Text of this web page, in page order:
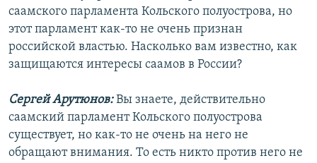
саамского парламента Кольского полуострова, но
этот парламент как-то не очень признан
российской властью. Насколько вам известно, как
защищаются интересы саамов в России?
Сергей Арутюнов:Вы знаете, действительно
саамский парламент Кольского полуострова
существует, но как-то не очень на него не
обращают внимания. То есть никто против него не